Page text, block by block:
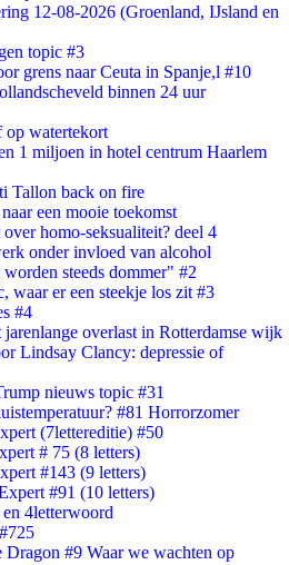
12-08-2026 (Groenland, IJsland en
topic #3
grens naar Ceuta in Spanje,l #10
binnen 24 uur
op watertekort
1 miljoen in hotel centrum Haarlem
Tallon back on fire
een mooie toekomst
homo-seksualiteit? deel 4
onder invloed van alcohol
steeds dommer" #2
waar er een steekje los zit #3
#4
overlast in Rotterdamse wijk
Lindsay Clancy: depressie of
nieuws topic #31
#81 Horrorzomer
(7lettereditie) #50
# 75 (8 letters)
#143 (9 letters)
#91 (10 letters)
4letterwoord
#9 Waar we wachten op